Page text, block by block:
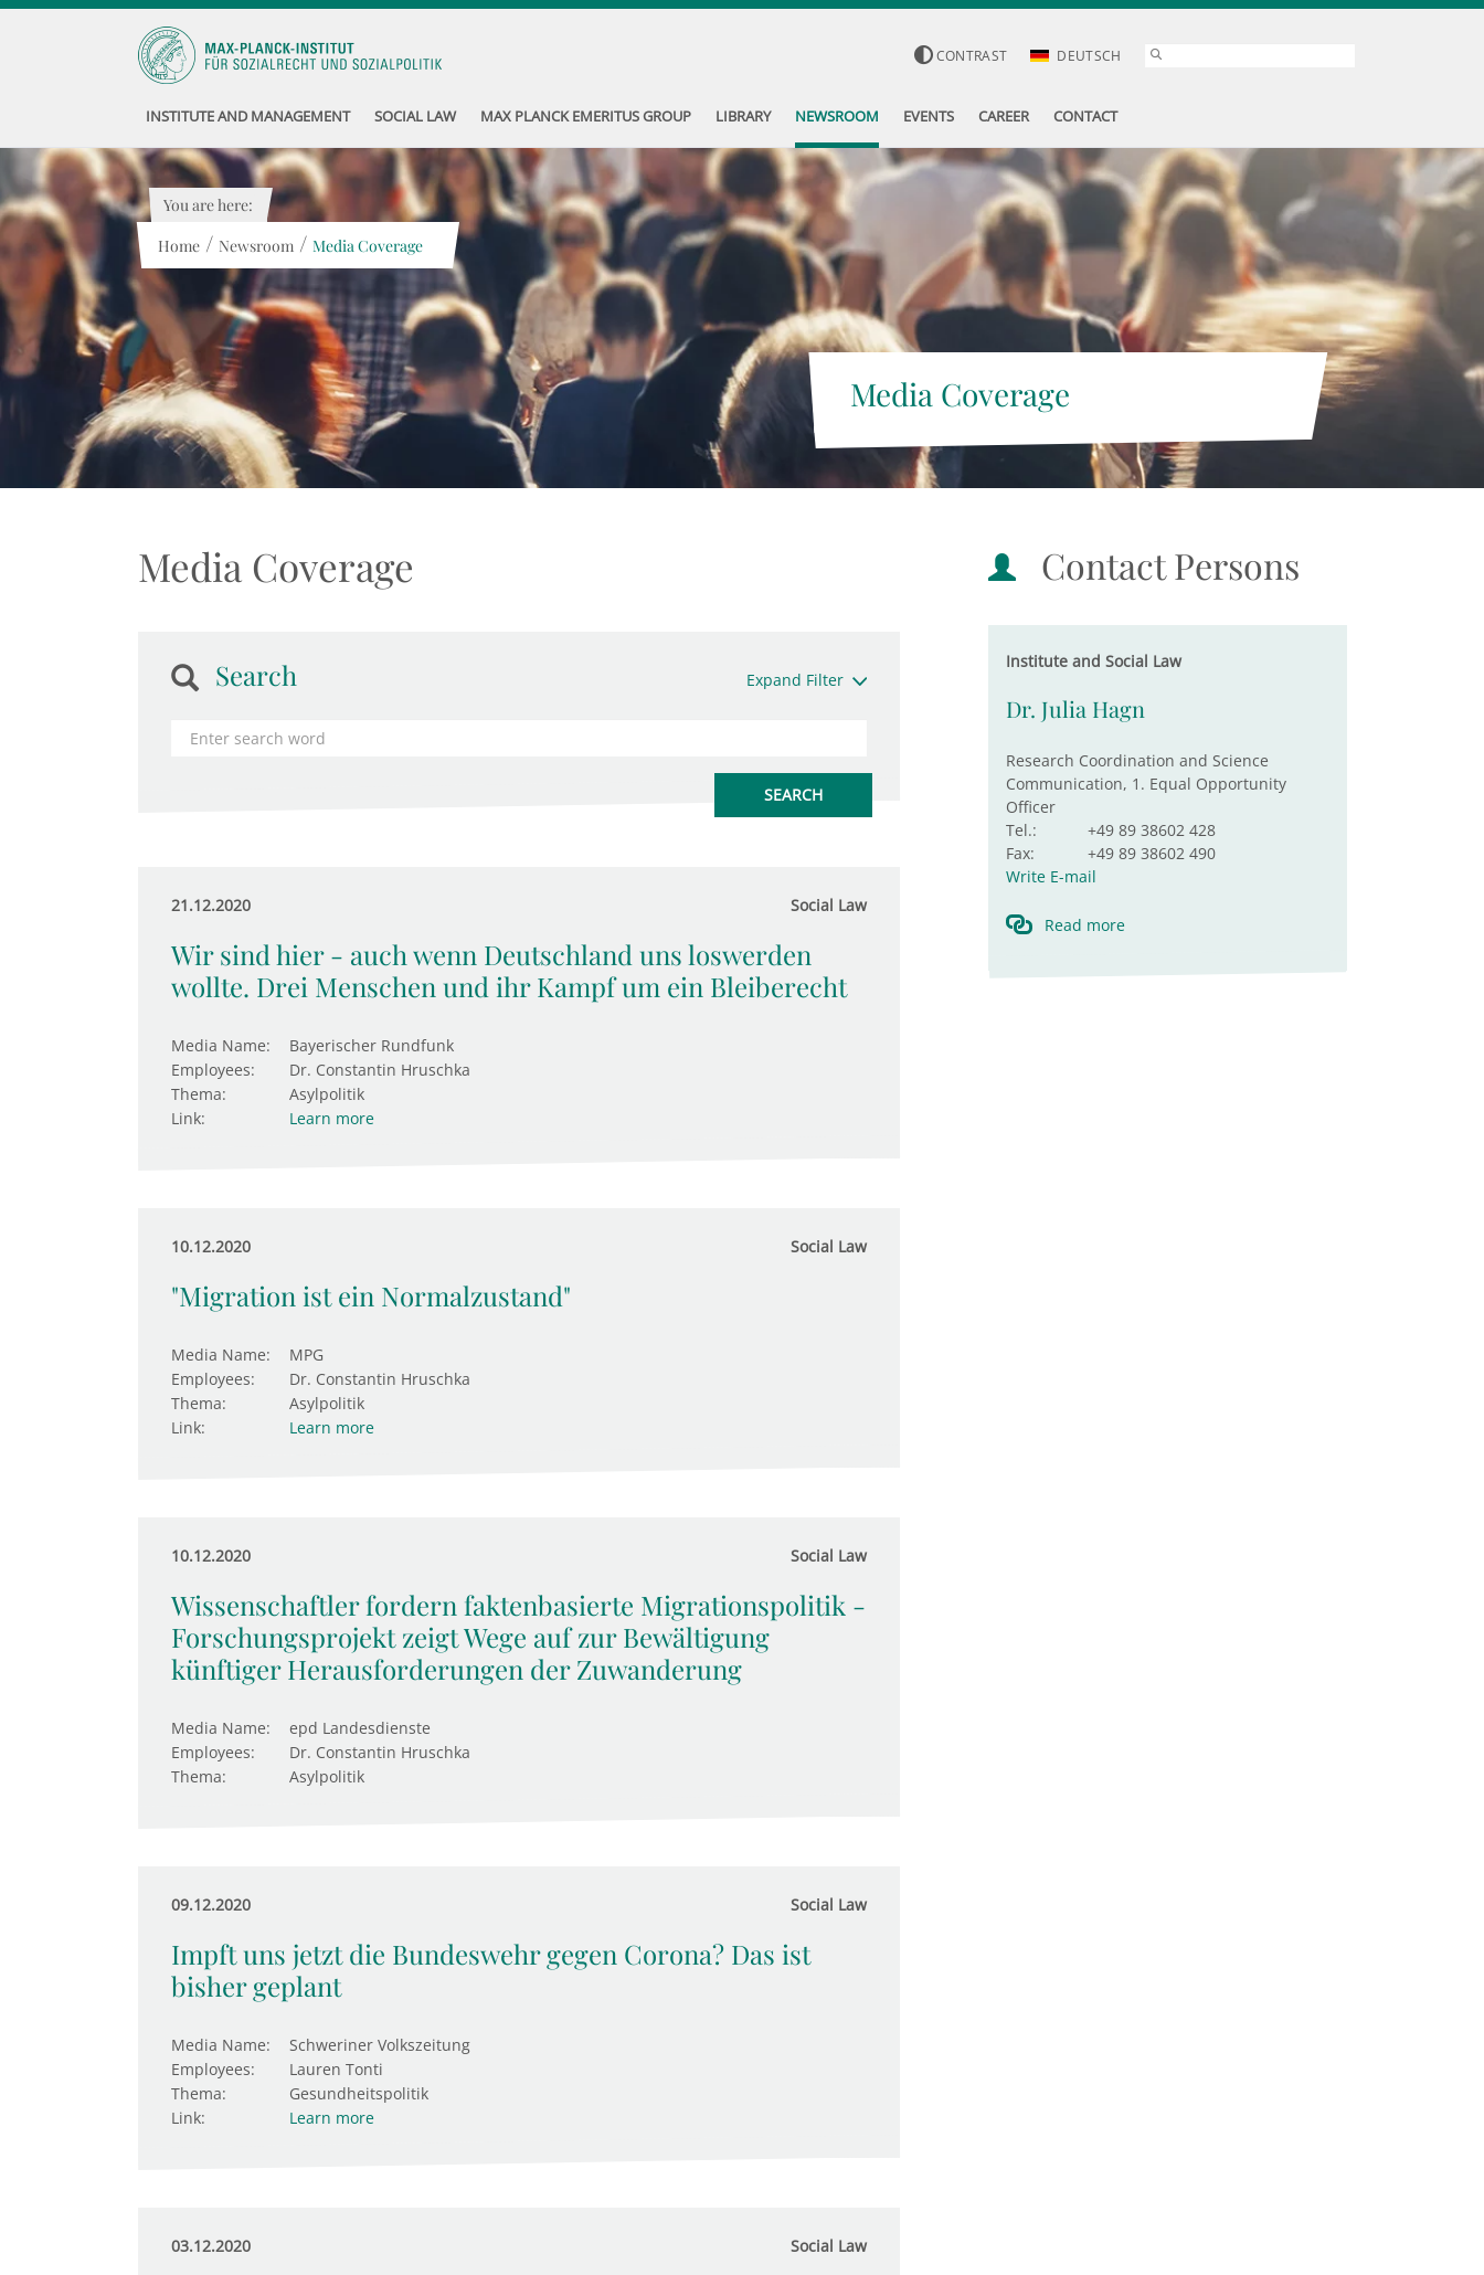
CONTRAST DEUTSCH
INSTITUTE AND MANAGEMENT SOCIAL LAW MAX PLANCK EMERITUS GROUP LIBRARY NEWSROOM EVENTS CAREER CONTACT
Media Coverage
You are here:
Home / Newsroom / Media Coverage
Media Coverage
Search Expand Filter
21.12.2020 Social Law
Wir sind hier - auch wenn Deutschland uns loswerden
wollte. Drei Menschen und ihr Kampf um ein Bleiberecht
Media Name:
Bayerischer Rundfunk
Employees:
Dr. Constantin Hruschka
Thema:
Asylpolitik
Link:
Learn more
10.12.2020 Social Law
"Migration ist ein Normalzustand"
Media Name:
MPG
Employees:
Dr. Constantin Hruschka
Thema:
Asylpolitik
Link:
Learn more
10.12.2020 Social Law
Wissenschaftler fordern faktenbasierte Migrationspolitik -
Forschungsprojekt zeigt Wege auf zur Bewältigung
künftiger Herausforderungen der Zuwanderung
Media Name:
epd Landesdienste
Employees:
Dr. Constantin Hruschka
Thema:
Asylpolitik
09.12.2020 Social Law
Impft uns jetzt die Bundeswehr gegen Corona? Das ist
bisher geplant
Media Name:
Schweriner Volkszeitung
Employees:
Lauren Tonti
Thema:
Gesundheitspolitik
Link:
Learn more
03.12.2020 Social Law
Contact Persons
Institute and Social Law
Dr. Julia Hagn
Research Coordination and Science
Communication, 1. Equal Opportunity
Officer
Tel.:
+49 89 38602 428
Fax:
+49 89 38602 490
Write E-mail
Read more